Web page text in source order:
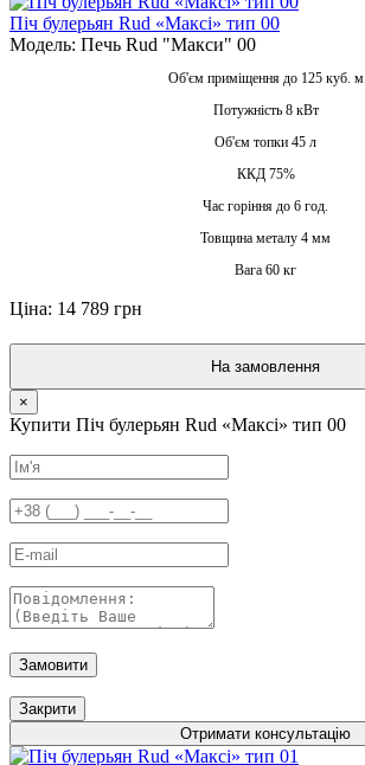
Піч булерьян Rud «Максі» тип 00
Модель: Печь Rud "Макси" 00
Об'єм приміщення до 125 куб. м
Потужність 8 кВт
Об'єм топки 45 л
ККД 75%
Час горіння до 6 год.
Товщина металу 4 мм
Вага 60 кг
Ціна: 14 789 грн
На замовлення
×
Купити Піч булерьян Rud «Максі» тип 00
Замовити
Закрити
Отримати консультацію